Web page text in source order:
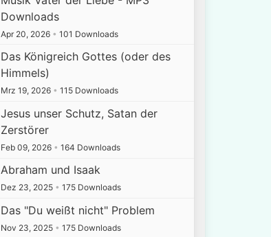
Downloads
Apr 20, 2026 • 101 Downloads
Das Königreich Gottes (oder des
Himmels)
Mrz 19, 2026 • 115 Downloads
Jesus unser Schutz, Satan der
Zerstörer
Feb 09, 2026 • 164 Downloads
Abraham und Isaak
Dez 23, 2025 • 175 Downloads
Das "Du weißt nicht" Problem
Nov 23, 2025 • 175 Downloads